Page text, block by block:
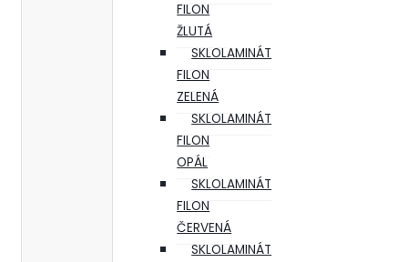
FILON
ŽLUTÁ
SKLOLAMINÁT
FILON
ZELENÁ
SKLOLAMINÁT
FILON
OPÁL
SKLOLAMINÁT
FILON
ČERVENÁ
SKLOLAMINÁT